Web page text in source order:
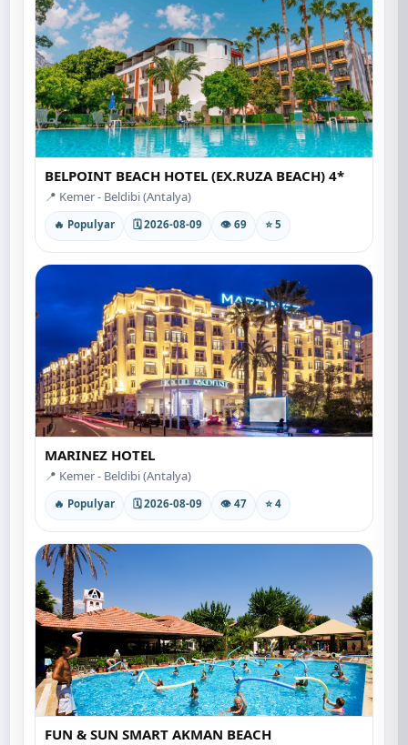
BELPOINT BEACH HOTEL (EX.RUZA BEACH) 4*
📍 Kemer - Beldibi (Antalya)
🔥 Populyar 🗓 2026-08-09 👁 69 ⭐ 5
MARINEZ HOTEL
📍 Kemer - Beldibi (Antalya)
🔥 Populyar 🗓 2026-08-09 👁 47 ⭐ 4
FUN & SUN SMART AKMAN BEACH